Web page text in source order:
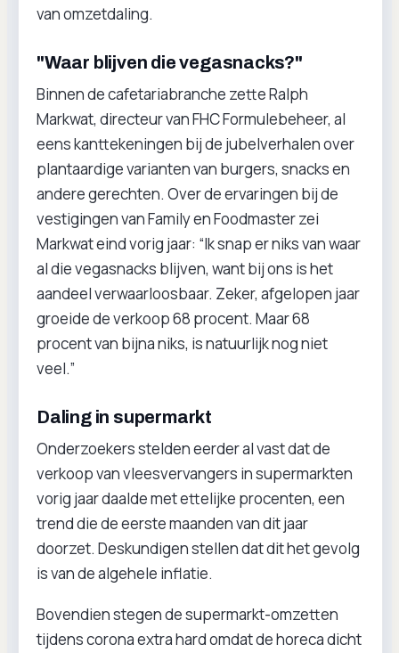
van omzetdaling.
"Waar blijven die vegasnacks?"
Binnen de cafetariabranche zette Ralph
Markwat, directeur van FHC Formulebeheer, al
eens kanttekeningen bij de jubelverhalen over
plantaardige varianten van burgers, snacks en
andere gerechten. Over de ervaringen bij de
vestigingen van Family en Foodmaster zei
Markwat eind vorig jaar: “Ik snap er niks van waar
al die vegasnacks blijven, want bij ons is het
aandeel verwaarloosbaar. Zeker, afgelopen jaar
groeide de verkoop 68 procent. Maar 68
procent van bijna niks, is natuurlijk nog niet
veel.”
Daling in supermarkt
Onderzoekers stelden eerder al vast dat de
verkoop van vleesvervangers in supermarkten
vorig jaar daalde met ettelijke procenten, een
trend die de eerste maanden van dit jaar
doorzet. Deskundigen stellen dat dit het gevolg
is van de algehele inflatie.
Bovendien stegen de supermarkt-omzetten
tijdens corona extra hard omdat de horeca dicht